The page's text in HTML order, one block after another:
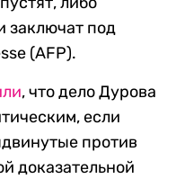
заключат под
(AFP).
, что дело Дурова
если
против
доказательной